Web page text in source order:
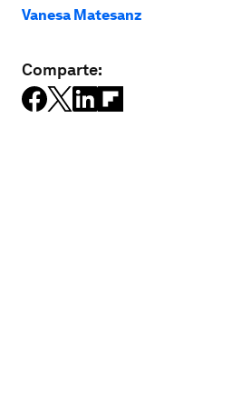
Vanesa Matesanz
Comparte: